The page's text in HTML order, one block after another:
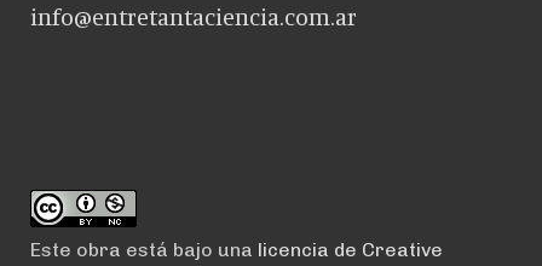
info@entretantaciencia.com.ar
Este obra está bajo una licencia de Creative